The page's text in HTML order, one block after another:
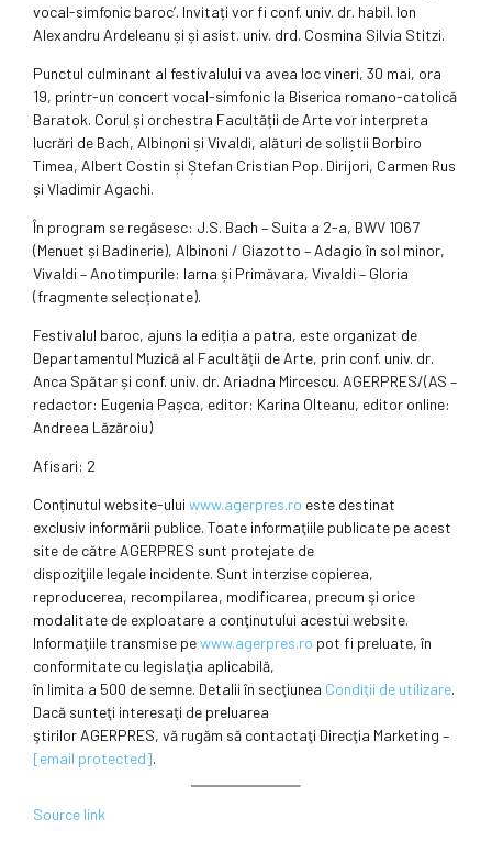
vocal-simfonic baroc’. Invitați vor fi conf. univ. dr. habil. Ion
Alexandru Ardeleanu și și asist. univ. drd. Cosmina Silvia Stitzi.
Punctul culminant al festivalului va avea loc vineri, 30 mai, ora
19, printr-un concert vocal-simfonic la Biserica romano-catolică
Baratok. Corul și orchestra Facultății de Arte vor interpreta
lucrări de Bach, Albinoni și Vivaldi, alături de soliștii Borbiro
Timea, Albert Costin și Ștefan Cristian Pop. Dirijori, Carmen Rus
și Vladimir Agachi.
În program se regăsesc: J.S. Bach – Suita a 2-a, BWV 1067
(Menuet și Badinerie), Albinoni / Giazotto – Adagio în sol minor,
Vivaldi – Anotimpurile: Iarna și Primăvara, Vivaldi – Gloria
(fragmente selecționate).
Festivalul baroc, ajuns la ediția a patra, este organizat de
Departamentul Muzică al Facultății de Arte, prin conf. univ. dr.
Anca Spătar și conf. univ. dr. Ariadna Mircescu. AGERPRES/(AS –
redactor: Eugenia Pașca, editor: Karina Olteanu, editor online:
Andreea Lăzăroiu)
Afisari: 2
Conținutul website-ului www.agerpres.ro este destinat
exclusiv informării publice. Toate informaţiile publicate pe acest
site de către AGERPRES sunt protejate de
dispoziţiile legale incidente. Sunt interzise copierea,
reproducerea, recompilarea, modificarea, precum şi orice
modalitate de exploatare a conţinutului acestui website.
Informaţiile transmise pewww.agerpres.ro pot fi preluate, în
conformitate cu legislaţia aplicabilă,
în limita a 500 de semne. Detalii în secţiunea Condiţii de utilizare.
Dacă sunteţi interesaţi de preluarea
ştirilor AGERPRES, vă rugăm să contactaţi Direcţia Marketing –
[email protected].
Source link